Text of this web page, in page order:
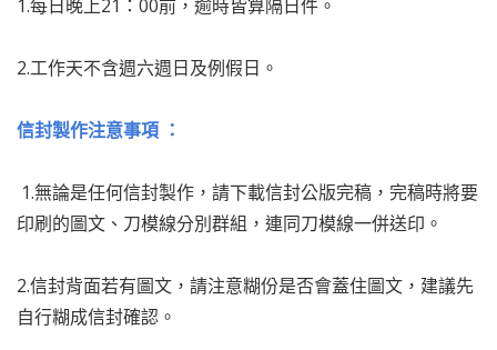
1.每日晚上21：00前，逾時皆算隔日件。
2.工作天不含週六週日及例假日。
信封製作注意事項 ：
1.無論是任何信封製作，請下載信封公版完稿，完稿時將要
印刷的圖文、刀模線分別群組，連同刀模線一併送印。
2.信封背面若有圖文，請注意糊份是否會蓋住圖文，建議先
自行糊成信封確認。